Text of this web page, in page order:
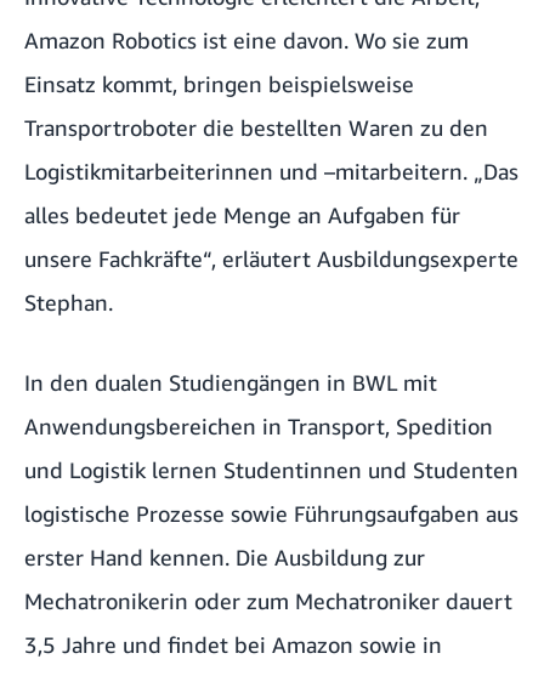
Amazon Robotics ist eine davon. Wo sie zum
Einsatz kommt, bringen beispielsweise
Transportroboter die bestellten Waren zu den
Logistikmitarbeiterinnen und –mitarbeitern. „Das
alles bedeutet jede Menge an Aufgaben für
unsere Fachkräfte“, erläutert Ausbildungsexperte
Stephan.
In den dualen Studiengängen in BWL mit
Anwendungsbereichen in Transport, Spedition
und Logistik lernen Studentinnen und Studenten
logistische Prozesse sowie Führungsaufgaben aus
erster Hand kennen. Die Ausbildung zur
Mechatronikerin oder zum Mechatroniker dauert
3,5 Jahre und findet bei Amazon sowie in